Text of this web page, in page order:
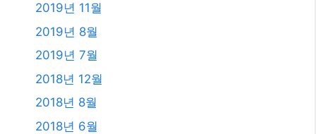
2019년 11월
2019년 8월
2019년 7월
2018년 12월
2018년 8월
2018년 6월